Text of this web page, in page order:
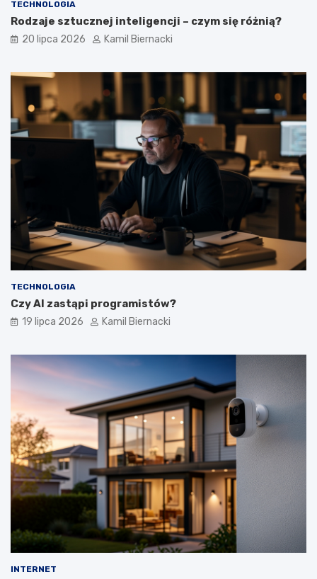
TECHNOLOGIA
Rodzaje sztucznej inteligencji – czym się różnią?
20 lipca 2026 Kamil Biernacki
TECHNOLOGIA
Czy AI zastąpi programistów?
19 lipca 2026 Kamil Biernacki
INTERNET